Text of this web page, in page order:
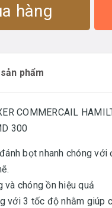
hàng
phẩm
COMMERCAIL
300
bọt nhanh chóng
và chóng ồn hiệu quả
với 3 tốc độ nhằm giúp